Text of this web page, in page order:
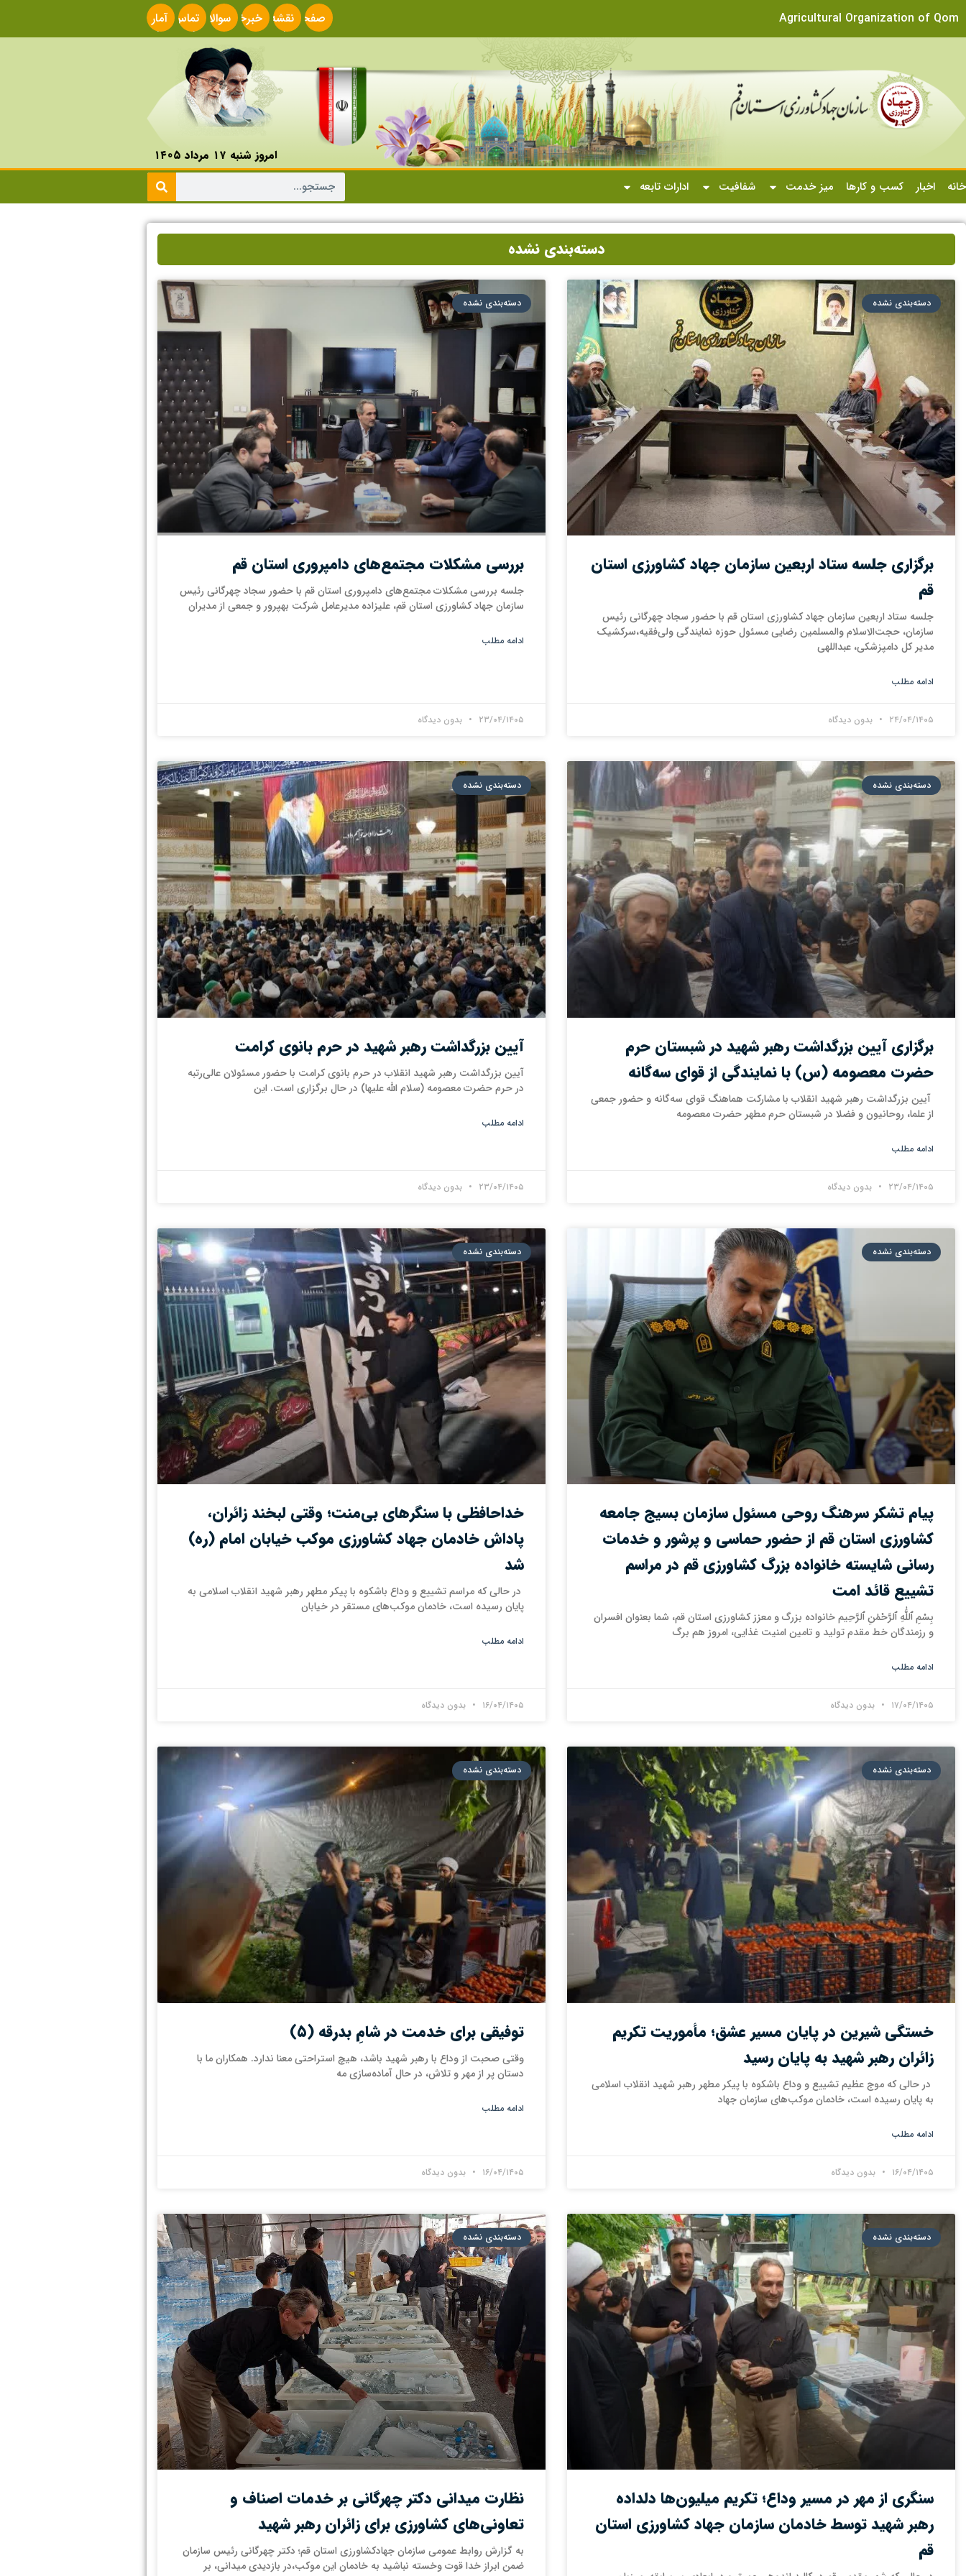
Agricultural Organization of Qom
صفحه
اصلی
نقشه
سایت
خبرخوانسوالات
متداول
تماس
با ما
آمار
سایت
امروز شنبه ۱۷ مرداد ۱۴۰۵
خانه
اخبار کسب و کارها میز خدمت شفافیت ادارات تابعه
دسته‌بندی نشده
دسته‌بندی نشده
برگزاری جلسه ستاد اربعین سازمان جهاد کشاورزی استان
قم
جلسه ستاد اربعین سازمان جهاد کشاورزی استان قم با حضور سجاد چهرگانی رئیس
سازمان، حجت‌الاسلام والمسلمین رضایی مسئول حوزه نمایندگی ولی‌فقیه،سرکشیک
مدیر کل دامپزشکی، عبداللهی
ادامه مطلب
۲۴/۰۴/۱۴۰۵ بدون دیدگاه
دسته‌بندی نشده
بررسی مشکلات مجتمع‌های دامپروری استان قم
جلسه بررسی مشکلات مجتمع‌های دامپروری استان قم با حضور سجاد چهرگانی رئیس
سازمان جهاد کشاورزی استان قم، علیزاده مدیرعامل شرکت بهپرور و جمعی از مدیران
ادامه مطلب
۲۳/۰۴/۱۴۰۵ بدون دیدگاه
دسته‌بندی نشده
برگزاری آیین بزرگداشت رهبر شهید در شبستان حرم
حضرت معصومه (س) با نمایندگی از قوای سه‌گانه
‌ آیین بزرگداشت رهبر شهید انقلاب با مشارکت هماهنگ قوای سه‌گانه و حضور جمعی
از علما، روحانیون و فضلا در شبستان حرم مطهر حضرت معصومه
ادامه مطلب
۲۳/۰۴/۱۴۰۵ بدون دیدگاه
دسته‌بندی نشده
آیین بزرگداشت رهبر شهید در حرم بانوی کرامت
آیین بزرگداشت رهبر شهید انقلاب در حرم بانوی کرامت با حضور مسئولان عالی‌رتبه
در حرم حضرت معصومه (سلام الله علیها) در حال برگزاری است. این
ادامه مطلب
۲۳/۰۴/۱۴۰۵ بدون دیدگاه
دسته‌بندی نشده
پیام تشکر سرهنگ روحی مسئول سازمان بسیج جامعه
کشاورزی استان قم از حضور حماسی و پرشور و خدمات
رسانی شایسته خانواده بزرگ کشاورزی قم در مراسم
تشییع قائد امت
بِسْمِ ٱللَّٰهِ ٱلرَّحْمٰنِ ٱلرَّحِيم خانواده بزرگ و معزز کشاورزی استان قم، شما بعنوان افسران
و رزمندگان خط مقدم تولید و تامین امنیت غذایی، امروز هم برگ
ادامه مطلب
۱۷/۰۴/۱۴۰۵ بدون دیدگاه
دسته‌بندی نشده
خداحافظی با سنگرهای بی‌منت؛ وقتی لبخند زائران،
پاداش خادمان جهاد کشاورزی موکب خیابان امام (ره)
شد
‌ در حالی که مراسم تشییع و وداع باشکوه با پیکر مطهر رهبر شهید انقلاب اسلامی به
پایان رسیده است، خادمان موکب‌های مستقر در خیابان
ادامه مطلب
۱۶/۰۴/۱۴۰۵ بدون دیدگاه
دسته‌بندی نشده
خستگی شیرین در پایان مسیر عشق؛ مأموریت تکریم
زائران رهبر شهید به پایان رسید
‌ در حالی که موج عظیم تشییع و وداع باشکوه با پیکر مطهر رهبر شهید انقلاب اسلامی
به پایان رسیده است، خادمان موکب‌های سازمان جهاد
ادامه مطلب
۱۶/۰۴/۱۴۰۵ بدون دیدگاه
دسته‌بندی نشده
توفیقی برای خدمت در شامِ بدرقه (۵)
وقتی صحبت از وداع با رهبر شهید باشد، هیچ استراحتی معنا ندارد. همکاران ما با
دستان پر از مهر و تلاش، در حال آماده‌سازی مه
ادامه مطلب
۱۶/۰۴/۱۴۰۵ بدون دیدگاه
دسته‌بندی نشده
سنگری از مهر در مسیر وداع؛ تکریم میلیون‌ها دلداده
رهبر شهید توسط خادمان سازمان جهاد کشاورزی استان
قم ‌
دسته‌بندی نشده
نظارت میدانی دکتر چهرگانی بر خدمات اصناف و
تعاونی‌های کشاورزی برای زائران رهبر شهید
به گزارش روابط عمومی سازمان جهادکشاورزی استان قم؛ دکتر چهرگانی رئیس سازمان
ضمن ابراز خدا قوت وخسته نباشید به خادمان این موکب،در بازدیدی میدانی، بر